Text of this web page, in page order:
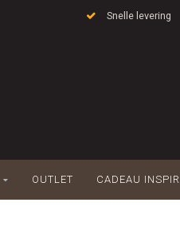
Snelle levering
OUTLET CADEAU